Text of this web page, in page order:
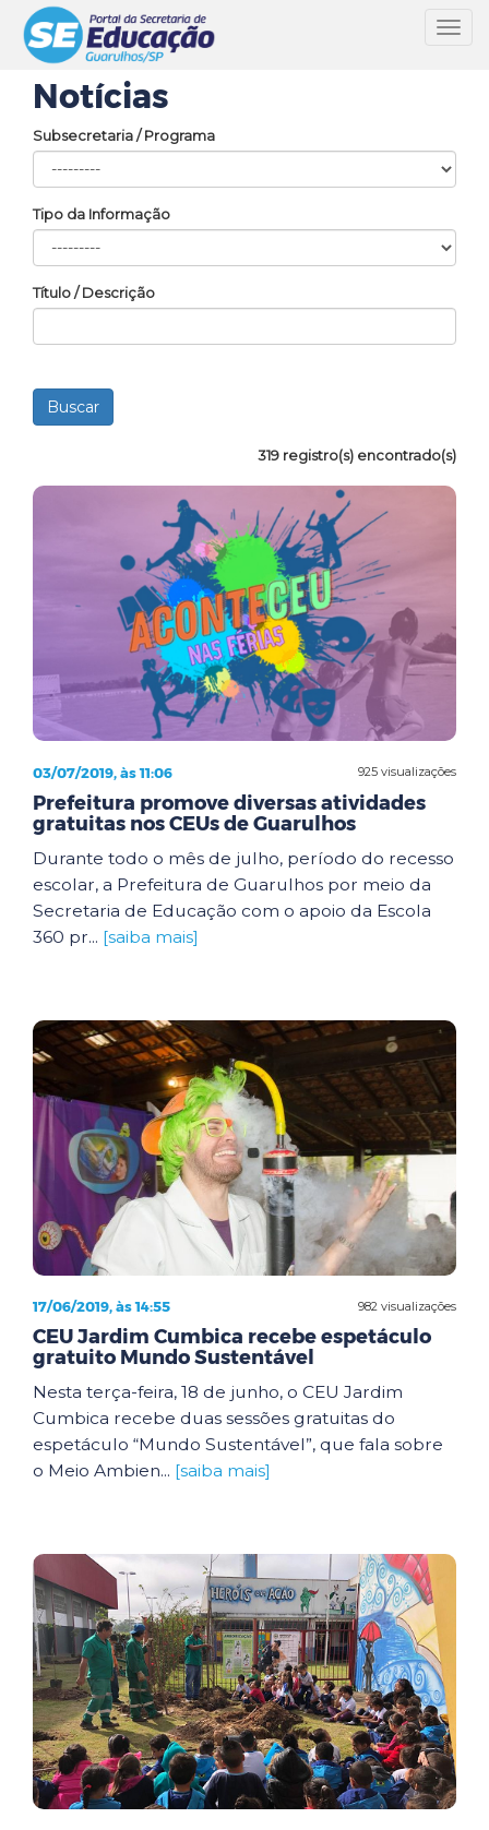
Notícias
Subsecretaria / Programa
Tipo da Informação
Título / Descrição
319 registro(s) encontrado(s)
925 visualizações
03/07/2019, às 11:06
Prefeitura promove diversas atividades
gratuitas nos CEUs de Guarulhos
Durante todo o mês de julho, período do recesso
escolar, a Prefeitura de Guarulhos por meio da
Secretaria de Educação com o apoio da Escola
360 pr... [saiba mais]
982 visualizações
17/06/2019, às 14:55
CEU Jardim Cumbica recebe espetáculo
gratuito Mundo Sustentável
Nesta terça-feira, 18 de junho, o CEU Jardim
Cumbica recebe duas sessões gratuitas do
espetáculo “Mundo Sustentável”, que fala sobre
o Meio Ambien... [saiba mais]